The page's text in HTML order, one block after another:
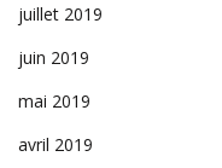
juillet 2019
juin 2019
mai 2019
avril 2019